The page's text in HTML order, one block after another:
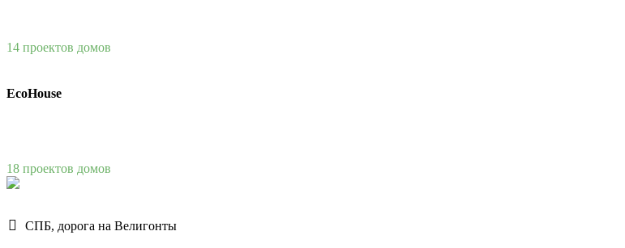
14 проектов домов
EcoHouse
18 проектов домов
СПБ, дорога на Велигонты